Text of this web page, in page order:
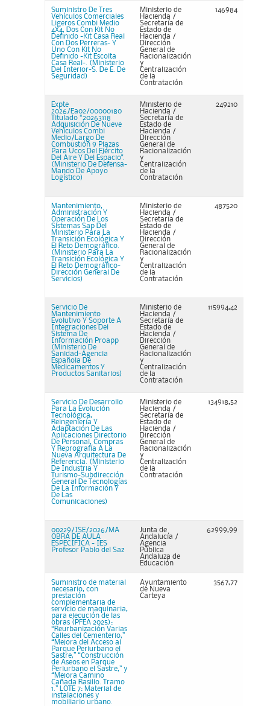
Suministro De Tres
Vehículos Comerciales
Ligeros Combi Medio
4X4, Dos Con Kit No
Definido -Kit Casa Real
Con Dos Perreras- Y
Uno Con Kit No
Definido -Kit Escolta
Casa Real-. (Ministerio
Del Interior-S. De E. De
Seguridad)
Ministerio de
Hacienda /
Secretaría de
Estado de
Hacienda /
Dirección
General de
Racionalización
y
Centralización
de la
Contratación
146984
Expte
2026/Ea02/00000180
Titulado “20263118
Adquisición De Nueve
Vehículos Combi
Medio/Largo De
Combustión 9 Plazas
Para Ucos Del Ejército
Del Aire Y Del Espacio".
(Ministerio De Defensa-
Mando De Apoyo
Logístico)
Ministerio de
Hacienda /
Secretaría de
Estado de
Hacienda /
Dirección
General de
Racionalización
y
Centralización
de la
Contratación
249210
Mantenimiento,
Administración Y
Operación De Los
Sistemas Sap Del
Ministerio Para La
Transición Ecológica Y
El Reto Demográfico.
(Ministerio Para La
Transición Ecológica Y
El Reto Demográfico-
Dirección General De
Servicios)
Ministerio de
Hacienda /
Secretaría de
Estado de
Hacienda /
Dirección
General de
Racionalización
y
Centralización
de la
Contratación
487520
Servicio De
Mantenimiento
Evolutivo Y Soporte A
Integraciones Del
Sistema De
Información Proapp
(Ministerio De
Sanidad-Agencia
Española De
Medicamentos Y
Productos Sanitarios)
Ministerio de
Hacienda /
Secretaría de
Estado de
Hacienda /
Dirección
General de
Racionalización
y
Centralización
de la
Contratación
115994,42
Servicio De Desarrollo
Para La Evolución
Tecnológica,
Reingeniería Y
Adaptación De Las
Aplicaciones Directorio
De Personal, Compras
Y Reprografía A La
Nueva Arquitectura De
Referencia. (Ministerio
De Industria Y
Turismo-Subdirección
General De Tecnologías
De La Información Y
De Las
Comunicaciones)
Ministerio de
Hacienda /
Secretaría de
Estado de
Hacienda /
Dirección
General de
Racionalización
y
Centralización
de la
Contratación
134918,52
00229/ISE/2026/MA
OBRA DE AULA
ESPECÍFICA - IES
Profesor Pablo del Saz
Junta de
Andalucía /
Agencia
Pública
Andaluza de
Educación
62999,99
Suministro de material
necesario, con
prestación
complementaria de
servicio de maquinaria,
para ejecución de las
obras (PFEA 2025):
“Reurbanización Varias
Calles del Cementerio,”
“Mejora del Acceso al
Parque Periurbano el
Sastre,” “Construcción
de Aseos en Parque
Periurbano el Sastre,” y
“Mejora Camino
Cañada Rasillo. Tramo
1.” LOTE 7: Material de
instalaciones y
mobiliario urbano.
Ayuntamiento
de Nueva
Carteya
3567,77